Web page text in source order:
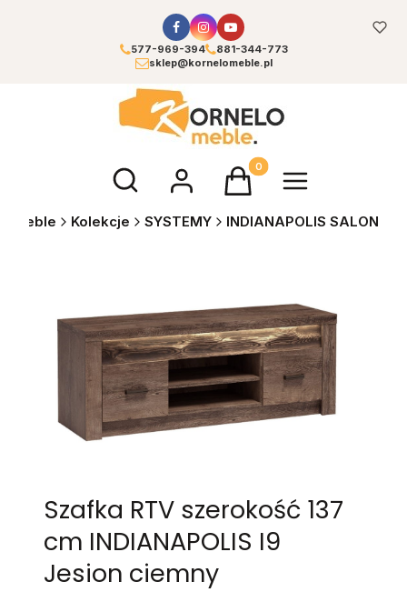
577-969-394
881-344-773
sklep@kornelomeble.pl
Otwórz wyszukiwarkęProdukty w koszyku: 0.
meble Kolekcje SYSTEMY INDIANAPOLIS SALON
Szafka RTV szerokość 137
cm INDIANAPOLIS I9
Jesion ciemny